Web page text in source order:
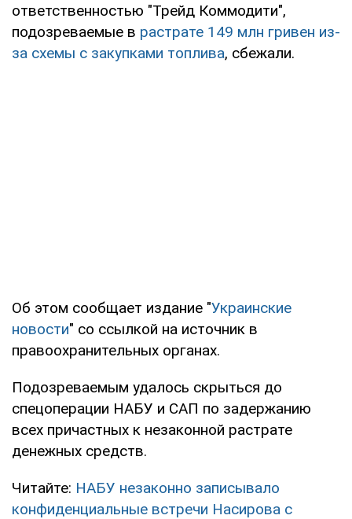
ответственностью "Трейд Коммодити",
подозреваемые в растрате 149 млн гривен из-
за схемы с закупками топлива, сбежали.
Об этом сообщает издание "Украинские
новости" со ссылкой на источник в
правоохранительных органах.
Подозреваемым удалось скрыться до
спецоперации НАБУ и САП по задержанию
всех причастных к незаконной растрате
денежных средств.
Читайте: НАБУ незаконно записывало
конфиденциальные встречи Насирова с